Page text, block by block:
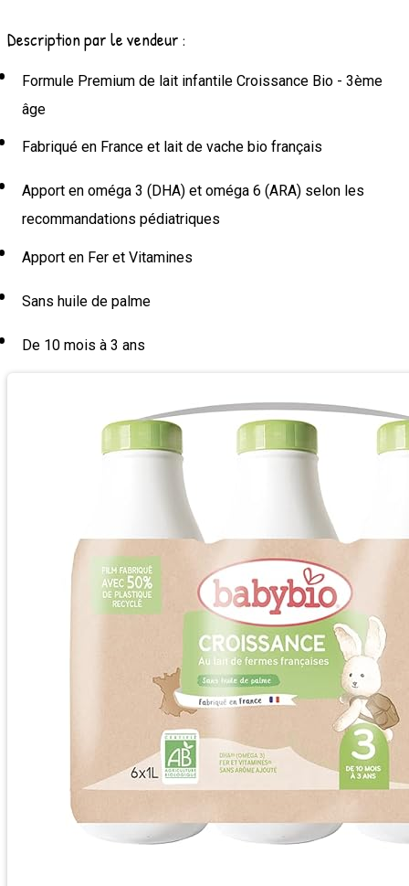
Description par le vendeur :
Formule Premium de lait infantile Croissance Bio - 3ème
âge
Fabriqué en France et lait de vache bio français
Apport en oméga 3 (DHA) et oméga 6 (ARA) selon les
recommandations pédiatriques
Apport en Fer et Vitamines
Sans huile de palme
De 10 mois à 3 ans